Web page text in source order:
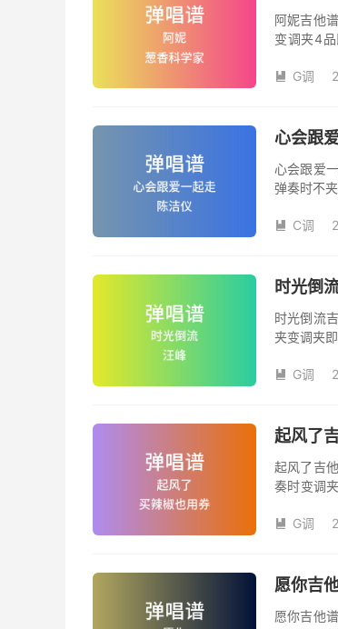
阿妮吉他
变调夹4
 G调
心会跟
心会跟爱
弹奏时不
本吉他谱
 C调
时光倒
时光倒流
夹变调夹
汪峰创作
 G调
起风了
起风了吉
奏时变调
域部分，
版，略难
 G调
愿你吉
愿你吉他